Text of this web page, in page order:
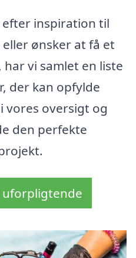
inspiration til
ønsker at få et
vi samlet en liste
der kan opfylde
vores oversigt og
den perfekte
uforpligtende